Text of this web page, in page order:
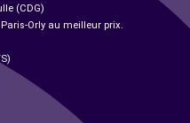
(CDG)
Orly au meilleur prix.